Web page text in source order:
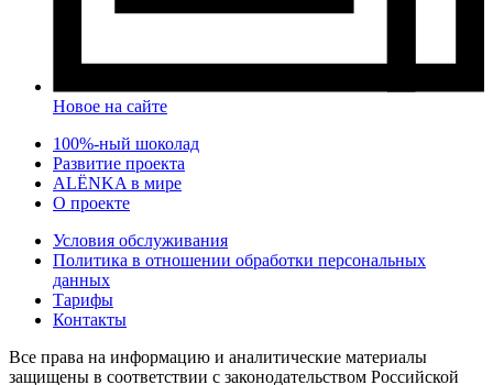
Новое на сайте
100%-ный шоколад
Развитие проекта
ALЁNKA в мире
О проекте
Условия обслуживания
Политика в отношении обработки персональных
данных
Тарифы
Контакты
Все права на информацию и аналитические материалы
защищены в соответствии с законодательством Российской